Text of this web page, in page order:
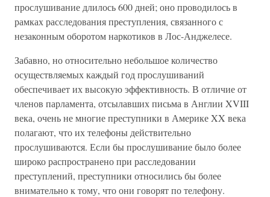
прослушивание длилось 600 дней; оно проводилось в
рамках расследования преступления, связанного с
незаконным оборотом наркотиков в Лос-Анджелесе.
Забавно, но относительно небольшое количество
осуществляемых каждый год прослушиваний
обеспечивает их высокую эффективность. В отличие от
членов парламента, отсылавших письма в Англии XVIII
века, очень не многие преступники в Америке XX века
полагают, что их телефоны действительно
прослушиваются. Если бы прослушивание было более
широко распространено при расследовании
преступлений, преступники относились бы более
внимательно к тому, что они говорят по телефону.